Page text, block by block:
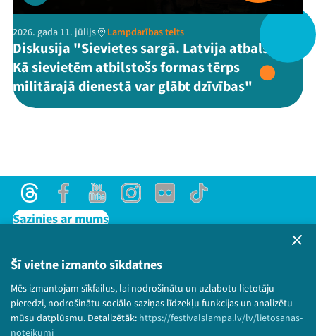
Šī vietne izmanto sīkdatnes
Mēs izmantojam sīkfailus, lai nodrošinātu un uzlabotu lietotāju
pieredzi, nodrošinātu sociālo saziņas līdzekļu funkcijas un analizētu
mūsu datplūsmu. Detalizētāk: https://festivalslampa.lv/lv/lietosanas-
noteikumi
ThreadsFacebookYoutube
X Instagram
Flick TikTok
2026. gada 11. jūlijs Lampdarības telts
Diskusija "Sievietes sargā. Latvija atbalsta.
Kā sievietēm atbilstošs formas tērps
militārajā dienestā var glābt dzīvības"
ThreadsFacebookYoutubeInstagram
Flick TikTok
Sazinies ar mums
Lietošanas noteikumi un sīkdatņu politika
Bērnu aizsardzības politika
© 2026 Sarunu festivāls LAMPA Visas tiesības
paturētas.